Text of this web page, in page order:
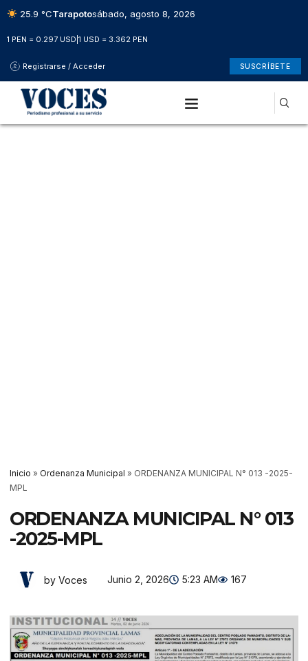
25.9 °CTarapotosábado, agosto 8, 2026
1 PEN = 0.297 USD 1 USD = 3.362 PEN
Registrarse / Acceder SUSCRÍBETE
Inicio » Ordenanza Municipal » ORDENANZA MUNICIPAL N° 013 -2025-
MPL
ORDENANZA MUNICIPAL N° 013
-2025-MPL
by Voces Junio 2, 2026 5:23 AM 167